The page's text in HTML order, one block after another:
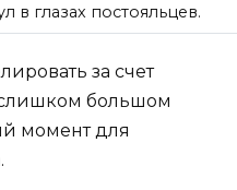
в глазах постояльцев.
за счет
слишком большом
момент для